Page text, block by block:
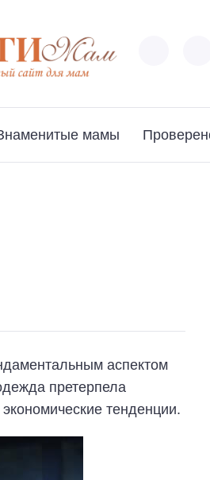
мамы
аспектом
претерпела
тенденции.